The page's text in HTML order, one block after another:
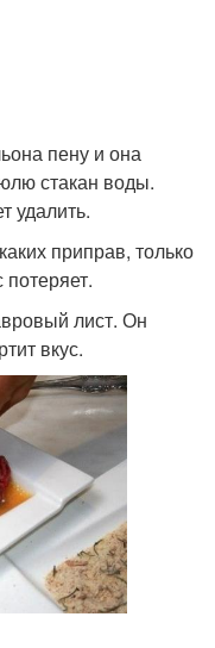
пену и она
стакан воды.
удалить.
приправ, только
лист. Он
вкус.